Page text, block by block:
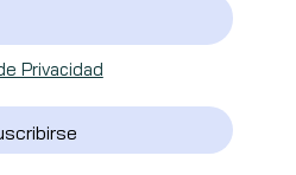
Privacidad